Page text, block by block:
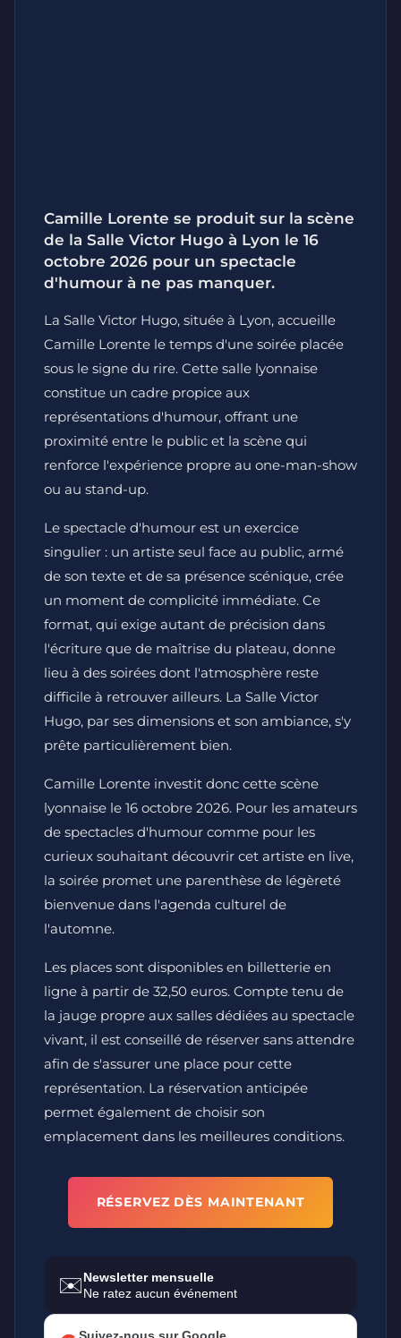
Camille Lorente se produit sur la scène
de la Salle Victor Hugo à Lyon le 16
octobre 2026 pour un spectacle
d'humour à ne pas manquer.
La Salle Victor Hugo, située à Lyon, accueille
Camille Lorente le temps d'une soirée placée
sous le signe du rire. Cette salle lyonnaise
constitue un cadre propice aux
représentations d'humour, offrant une
proximité entre le public et la scène qui
renforce l'expérience propre au one-man-show
ou au stand-up.
Le spectacle d'humour est un exercice
singulier : un artiste seul face au public, armé
de son texte et de sa présence scénique, crée
un moment de complicité immédiate. Ce
format, qui exige autant de précision dans
l'écriture que de maîtrise du plateau, donne
lieu à des soirées dont l'atmosphère reste
difficile à retrouver ailleurs. La Salle Victor
Hugo, par ses dimensions et son ambiance, s'y
prête particulièrement bien.
Camille Lorente investit donc cette scène
lyonnaise le 16 octobre 2026. Pour les amateurs
de spectacles d'humour comme pour les
curieux souhaitant découvrir cet artiste en live,
la soirée promet une parenthèse de légèreté
bienvenue dans l'agenda culturel de
l'automne.
Les places sont disponibles en billetterie en
ligne à partir de 32,50 euros. Compte tenu de
la jauge propre aux salles dédiées au spectacle
vivant, il est conseillé de réserver sans attendre
afin de s'assurer une place pour cette
représentation. La réservation anticipée
permet également de choisir son
emplacement dans les meilleures conditions.
RÉSERVEZ DÈS MAINTENANT
✉️Newsletter mensuelle
Ne ratez aucun événement